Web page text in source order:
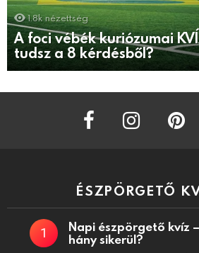
1.8k nézettség
A foci vébék kuriózumai
tudsz a 8 kérdésből?
facebook instagram
ÉSZPÖRGETŐ
Napi észpörgető kvíz
hány sikerül?